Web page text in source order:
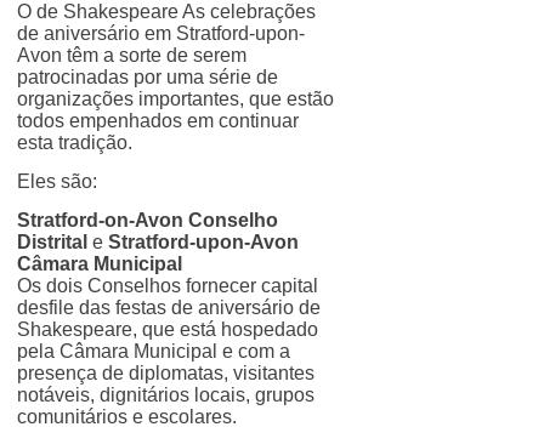
O de ShakespeareAs celebrações
de aniversário em Stratford-upon-
Avon têm a sorte de serem
patrocinadas por uma série de
organizações importantes, que estão
todos empenhados em continuar
esta tradição.
Eles são:
Stratford-on-Avon Conselho
Distrital e Stratford-upon-Avon
Câmara Municipal
Os dois Conselhos fornecer capital
desfile das festas de aniversário de
Shakespeare, que está hospedado
pela Câmara Municipal e com a
presença de diplomatas, visitantes
notáveis, dignitários locais, grupos
comunitários e escolares.